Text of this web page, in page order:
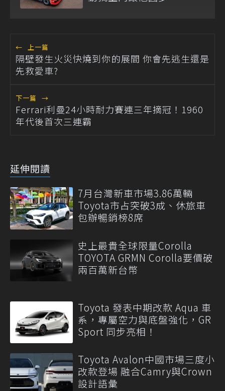
← 上一篇
隔壁發生火災快燒到你的展間 你會先逃生還是
先救愛車?
下一篇 →
Ferrari利曼24小時耐力賽連三年摘冠！1960
年代後首次三連霸
延伸閱讀
7月台灣新車市場3.86萬輛
Toyota市占突破3成、休旅車
包辦暢銷榜8席
史上最貴全球限量Corolla
TOYOTA GRMN Corolla要價破
兩百萬新台幣
Toyota 發表中期改款 Aqua 車
系，專屬空力與底盤強化，GR
Sport 同步亮相！
Toyota Avalon中國市場三度小
改款登場 融合Camry與Crown
設計語彙